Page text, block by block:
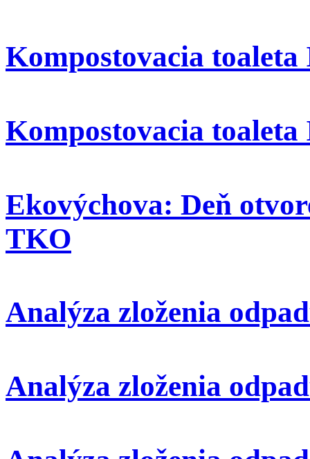
Kompostovacia
Kompostovacia toaleta
Ekovýchova: Deň
TKO
Analýza zloženia
Analýza zloženia